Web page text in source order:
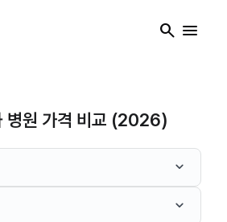
search menu
병원 가격 비교 (2026)
keyboard_arrow_down
keyboard_arrow_down